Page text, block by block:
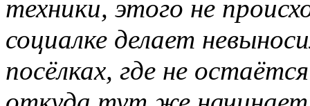
техники, этого не
социалке делает
посёлках, где не